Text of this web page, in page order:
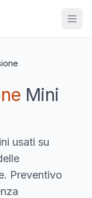
Mini
usati su
Preventivo